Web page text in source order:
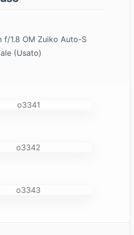
f/1.8 OM Zuiko Auto-S
(Usato)